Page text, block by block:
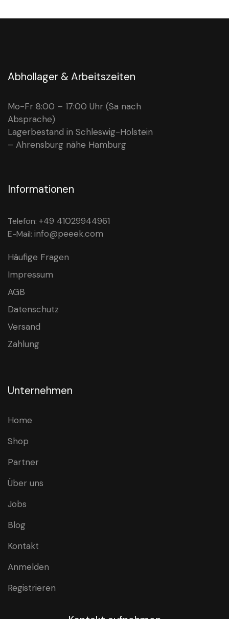
Abhollager & Arbeitszeiten
Mo-Fr 8:00 – 17:00 Uhr (Sa nach
Absprache)
Lagerbestand in Schleswig-Holstein
– Ahrensburg nähe Hamburg
Informationen
Telefon: +49 41029944961
E-Mail: info@peeek.com
Häufige Fragen
Impressum
AGB
Datenschutz
Versand
Zahlung
Unternehmen
Home
Shop
Partner
Über uns
Jobs
Blog
Kontakt
Anmelden
Registrieren